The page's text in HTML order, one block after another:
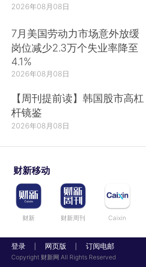
2026年08月08日
7月美国劳动力市场意外放缓
岗位减少2.3万个失业率降至
4.1%
2026年08月08日
【周刊提前读】韩国股市高杠
杆镜鉴
2026年08月08日
财新移动
财新 财新周刊 Caixin
登录 网页版 订阅电邮
Copyright 财新网 All Rights Reserved